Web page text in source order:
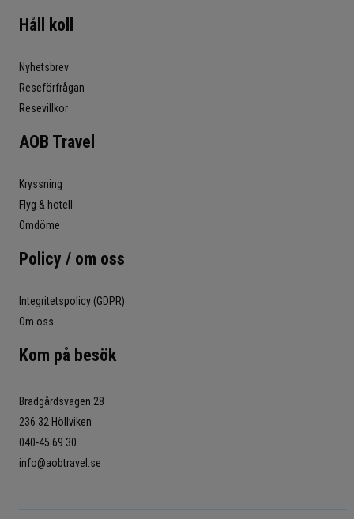
Håll koll
Nyhetsbrev
Reseförfrågan
Resevillkor
AOB Travel
Kryssning
Flyg & hotell
Omdöme
Policy / om oss
Integritetspolicy (GDPR)
Om oss
Kom på besök
Brädgårdsvägen 28
236 32 Höllviken
040-45 69 30
info@aobtravel.se